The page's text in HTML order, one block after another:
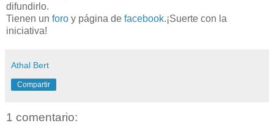
difundirlo.
Tienen un foro y página de facebook.¡Suerte con la
iniciativa!
Athal Bert
Compartir
1 comentario: